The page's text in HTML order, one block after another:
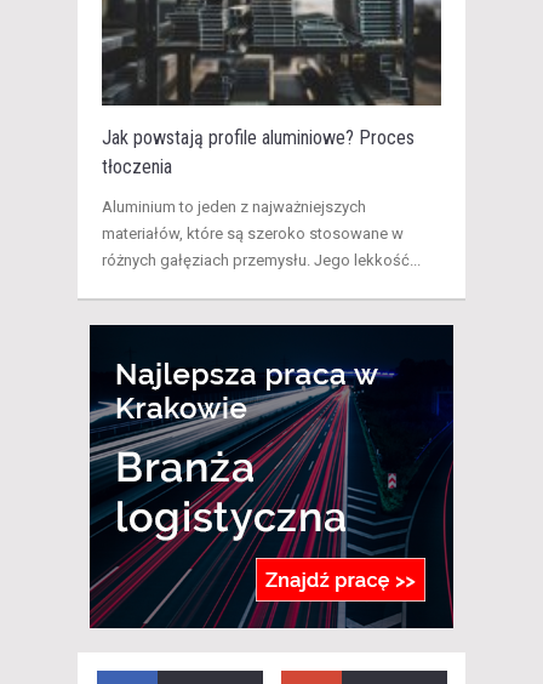
Jak powstają profile aluminiowe? Proces
tłoczenia
Aluminium to jeden z najważniejszych
materiałów, które są szeroko stosowane w
różnych gałęziach przemysłu. Jego lekkość...